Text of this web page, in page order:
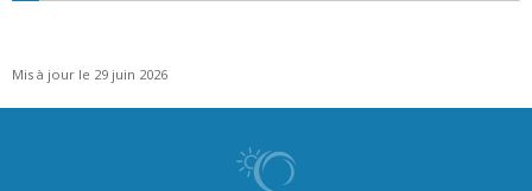
Mis à jour le 29 juin 2026